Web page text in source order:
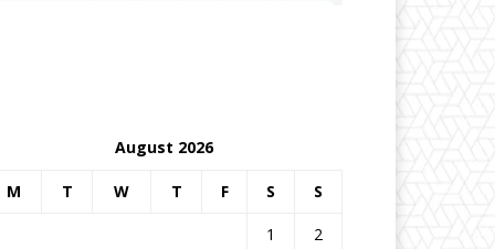
August 2026
M T W T F S S
1
2